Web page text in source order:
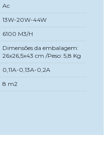
Ac
13W-20W-44W
6100 M3/H
Dimensões da embalagem:
26x26,5x43 cm /Peso: 5,8 Kg
0,11A-0,13A-0,2A
8 m2